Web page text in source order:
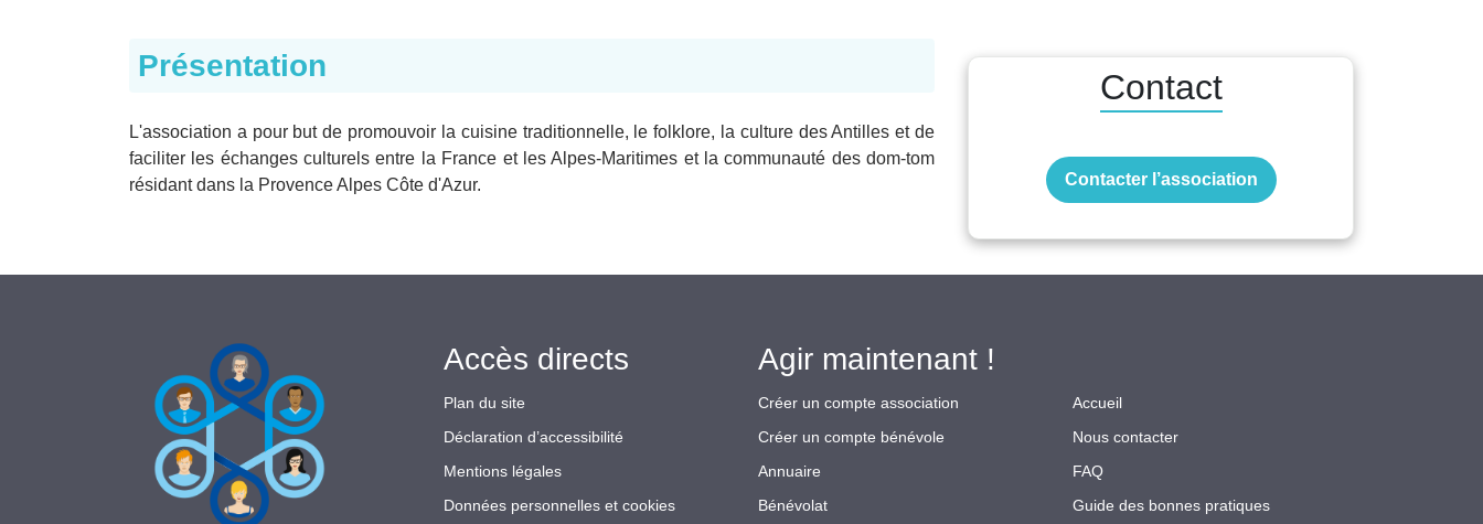
Présentation
L'association a pour but de promouvoir la cuisine traditionnelle, le folklore, la culture des Antilles et de
faciliter les échanges culturels entre la France et les Alpes-Maritimes et la communauté des dom-tom
résidant dans la Provence Alpes Côte d'Azur.
Contact
Contacter l’association
Accès directs
Plan du site
Déclaration d’accessibilité
Mentions légales
Données personnelles et cookies
Agir maintenant !
Créer un compte association
Créer un compte bénévole
Annuaire
Bénévolat
Accueil
Nous contacter
FAQ
Guide des bonnes pratiques